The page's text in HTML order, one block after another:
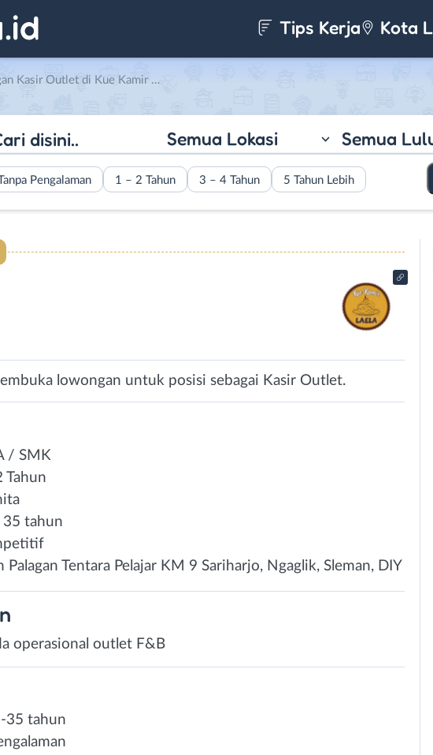
Tips Kerja Kota
Kasir Outlet di Kue Kamir Laela
Semua Lokasi Semua
Pengalaman 1 – 2 Tahun 3 – 4 Tahun 5 Tahun Lebih
lowongan untuk posisi sebagai Kasir Outlet.
/ SMK
Tahun
35 tahun
Palagan Tentara Pelajar KM 9 Sariharjo, Ngaglik, Sleman, DIY
operasional outlet F&B
35 tahun